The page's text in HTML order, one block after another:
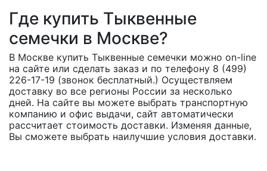
Где купить Тыквенные
семечки в Москве?
В Москве купить Тыквенные семечки можно on-line
на сайте или сделать заказ и по телефону 8 (499)
226-17-19 (звонок бесплатный.) Осуществляем
доставку во все регионы России за несколько
дней. На сайте вы можете выбрать транспортную
компанию и офис выдачи, сайт автоматически
рассчитает стоимость доставки. Изменяя данные,
Вы сможете выбрать наилучшие условия доставки.